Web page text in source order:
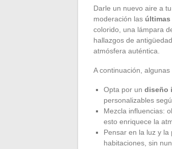
Darle un nuevo aire a
moderación las
colorido, una lámpara
hallazgos de
atmósfera auténtica.
A continuación,
Opta por un diseño
personalizables
Mezcla influencias:
esto enriquece la
Pensar en la luz y
habitaciones, sin